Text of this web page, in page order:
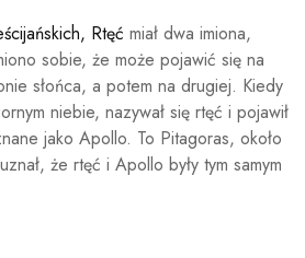
Rtęć miał dwa imiona,
sobie, że może pojawić się na
słońca, a potem na drugiej. Kiedy
niebie, nazywał się rtęć i pojawił
jako Apollo. To Pitagoras, około
że rtęć i Apollo były tym samym